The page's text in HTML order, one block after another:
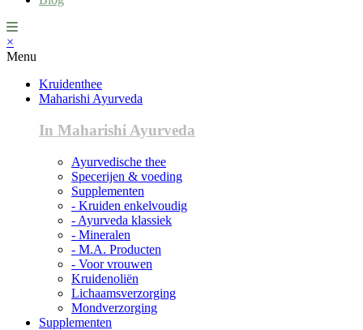
×
Menu
Kruidenthee
Maharishi Ayurveda
In Maharishi Ayurveda
Ayurvedische thee
Specerijen & voeding
Supplementen
- Kruiden enkelvoudig
- Ayurveda klassiek
- Mineralen
- M.A. Producten
- Voor vrouwen
Kruidenoliën
Lichaamsverzorging
Mondverzorging
Supplementen